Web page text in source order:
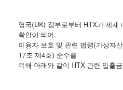
영국(UK) 정부로부터 HTX가 제재
확인이 되어,
이용자 보호 및 관련 법령(가상자
17조 제4호) 준수를
위해 아래와 같이 HTX 관련 입출